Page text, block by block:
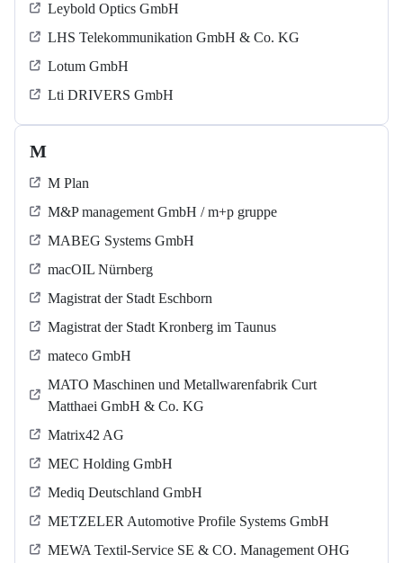
Leybold Optics GmbH
LHS Telekommunikation GmbH & Co. KG
Lotum GmbH
Lti DRIVERS GmbH
M
M Plan
M&P management GmbH / m+p gruppe
MABEG Systems GmbH
macOIL Nürnberg
Magistrat der Stadt Eschborn
Magistrat der Stadt Kronberg im Taunus
mateco GmbH
MATO Maschinen und Metallwarenfabrik Curt
Matthaei GmbH & Co. KG
Matrix42 AG
MEC Holding GmbH
Mediq Deutschland GmbH
METZELER Automotive Profile Systems GmbH
MEWA Textil-Service SE & CO. Management OHG